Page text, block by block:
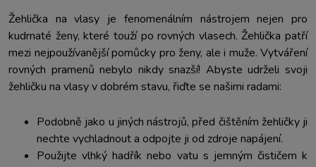
Žehlička na vlasy je fenomenálním nástrojem nejen pro
kudrnaté ženy, které touží po rovných vlasech. Žehlička patří
mezi nejpoužívanější pomůcky pro ženy, ale i muže. Vytváření
rovných pramenů nebylo nikdy snazší! Abyste udrželi svoji
žehličku na vlasy v dobrém stavu, řiďte se našimi radami:
Podobně jako u jiných nástrojů, před čištěním žehličky ji
nechte vychladnout a odpojte ji od zdroje napájení.
Použijte vlhký hadřík nebo vatu s jemným čističem k